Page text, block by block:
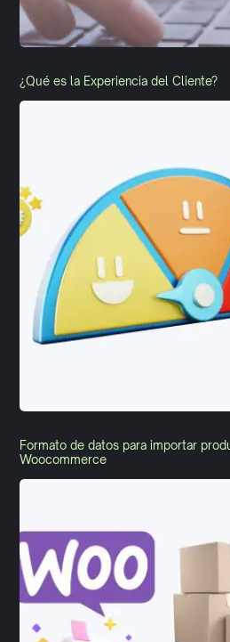
¿Qué es la Experiencia del Cliente?
Formato de datos para importar
Woocommerce